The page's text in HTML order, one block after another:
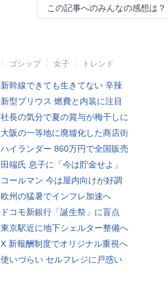
この記事へのみんなの感想は？
ゴシップ 女子 トレンド
新幹線できても生きてない 辛辣
新型プリウス 燃費と内装に注目
社長の気分で夏の賞与が梅干しに
大阪の一等地に廃墟化した商店街
ハイランダー 860万円で全国販売
田端氏 息子に「今は貯金せよ」
コールマン 今は屋内向けが好調
欧州の猛暑でインフレ加速へ
ドコモ新銀行「誕生祭」に盲点
東京駅近に地下シェルター整備へ
X 新報酬制度でオリジナル重視へ
使いづらい セルフレジに戸惑い